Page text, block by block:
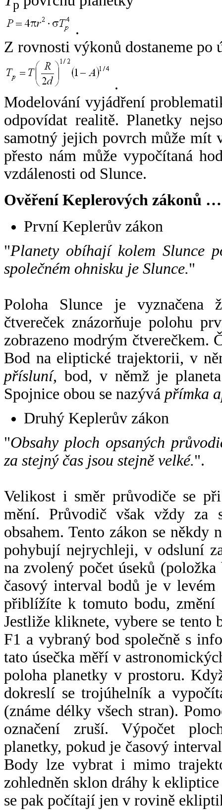
p
.
Z rovnosti výkonů dostaneme po
.
Modelování vyjádření
odpovídat realitě. Planetky
samotný jejich povrch může mít
přesto nám může vypočítaná
vzdálenosti od Slunce.
Ověření Keplerových zákonů …
První Keplerův zákon
"Planety obíhají kolem Slunce
společném ohnisku je Slunce."
Poloha Slunce je vyznačena
čtvereček znázorňuje polohu
zobrazeno modrým čtverečkem.
Bod na eliptické trajektorii, v
přísluní, bod, v němž je
Spojnice obou se nazývá přímka
Druhý Keplerův zákon
"Obsahy ploch opsaných
za stejný čas jsou stejně velké.".
Velikost i směr průvodiče se
mění. Průvodič však vždy za
obsahem. Tento zákon se někdy
pohybují nejrychleji, v odsluní
na zvolený počet úseků
časový interval bodů je v
přiblížíte k tomuto bodu,
Jestliže kliknete, vybere se tento
F1 a vybraný bod společně s
tato úsečka měří v
poloha planetky v prostoru.
dokreslí se trojúhelník a
(známe délky všech stran).
označení zruší. Výpočet
planetky, pokud je časový
Body lze vybrat i mimo
zohledněn sklon dráhy k
se pak počítají jen v rovině